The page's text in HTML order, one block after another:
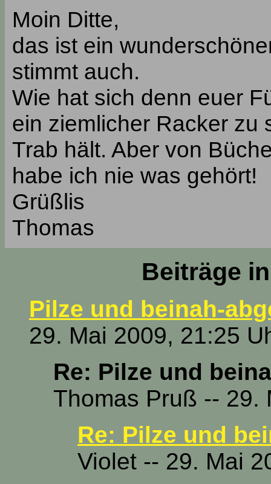
Moin Ditte,
das ist ein
stimmt auch.
Wie hat sich denn euer
ein ziemlicher Racker zu
Trab hält. Aber von
habe ich nie was gehört!
Grüßlis
Thomas
Beiträge
Pilze und beinah-
29. Mai 2009, 21:25
Re: Pilze und
Thomas Pruß -- 29.
Re: Pilze und
Violet -- 29. Mai